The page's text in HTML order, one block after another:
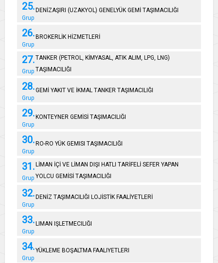
25.
Grup
DENİZAŞIRI (UZAKYOL) GENELYÜK GEMİ TAŞIMACILIĞI
26.
Grup
BROKERLİK HİZMETLERİ
27.
Grup
TANKER (PETROL, KİMYASAL, ATIK ALIM, LPG, LNG)
TAŞIMACILIĞI
28.
Grup
GEMİ YAKIT VE İKMAL TANKER TAŞIMACILIĞI
29.
Grup
KONTEYNER GEMİSİ TAŞIMACILIĞI
30.
Grup
RO-RO YÜK GEMISI TAŞIMACILIĞI
31.
Grup
LİMAN İÇİ VE LİMAN DIŞI HATLI TARİFELİ SEFER YAPAN
YOLCU GEMİSİ TAŞIMACILIĞI
32.
Grup
DENİZ TAŞIMACILIĞI LOJİSTİK FAALİYETLERİ
33.
Grup
LIMAN IŞLETMECILIĞI
34.
Grup
YÜKLEME BOŞALTMA FAALIYETLERI